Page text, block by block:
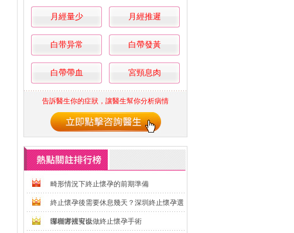
月經量少 月經推遲
白带异常 白帶發黃
白帶帶血 宮頸息肉
告訴醫生你的症狀，讓醫生幫你分析病情
畸形情況下終止懷孕的前期準備
終止懷孕後需要休息幾天？深圳終止懷孕選
哪種方法安全
深圳哪裡可以做終止懷孕手術